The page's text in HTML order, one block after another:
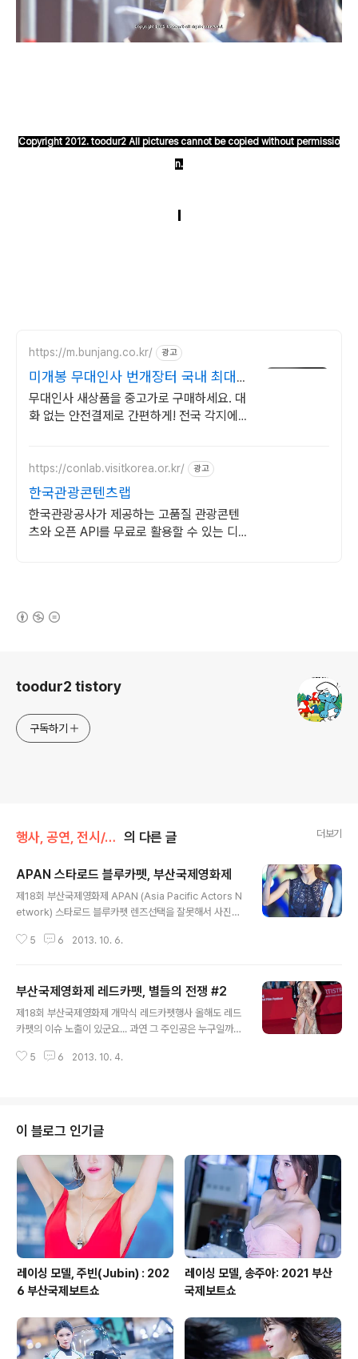
Copyright 2012. toodur2 All pictures cannot be copied without permissio
n.
https://m.bunjang.co.kr/ 광고
미개봉 무대인사 번개장터 국내 최대
브랜드 중고거래
무대인사 새상품을 중고가로 구매하세요. 대
화 없는 안전결제로 간편하게! 전국 각지에서
https://conlab.visitkorea.or.kr/ 광고
한국관광콘텐츠랩
한국관광공사가 제공하는 고품질 관광콘텐
츠와 오픈 API를 무료로 활용할 수 있는 디지
toodur2 tistory
구독하기
행사, 공연, 전시/행사 의 다른 글 더보기
APAN 스타로드 블루카펫, 부산국제영화제
제18회 부산국제영화제 APAN (Asia Pacific Actors N
etwork) 스타로드 블루카펫 렌즈선택을 잘못해서 사진이
ht 2012. toodur2 All pictures cannot be copied
5 6 2013. 10. 6.
부산국제영화제 레드카펫, 별들의 전쟁 #2
제18회 부산국제영화제 개막식 레드카펫행사 올해도 레드
카펫의 이슈 노출이 있군요... 과연 그 주인공은 누구일까
부산국제영화제 레드카펫, 별들의 전쟁 #1 http://toodur
pyright 2012. toodur2 All pictures cannot be co
pied without permission.
5 6 2013. 10. 4.
이 블로그 인기글
레이싱 모델, 주빈(Jubin) : 202
6 부산국제보트쇼
레이싱 모델, 송주아: 2021 부산
국제보트쇼